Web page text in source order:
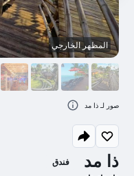
ذا مد فندق
المظهر الخارجي
صور لـ ذا مد